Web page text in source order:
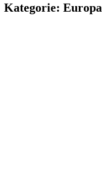
Kategorie: Europa